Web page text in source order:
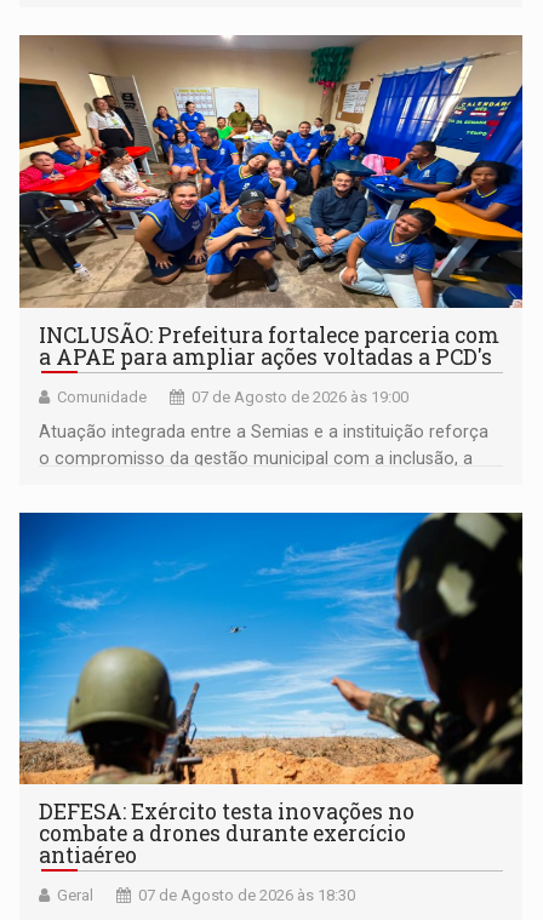
INCLUSÃO: Prefeitura fortalece parceria com
a APAE para ampliar ações voltadas a PCD's
Comunidade 07 de Agosto de 2026 às 19:00
Atuação integrada entre a Semias e a instituição reforça
o compromisso da gestão municipal com a inclusão, a
DEFESA: Exército testa inovações no
combate a drones durante exercício
antiaéreo
Geral 07 de Agosto de 2026 às 18:30